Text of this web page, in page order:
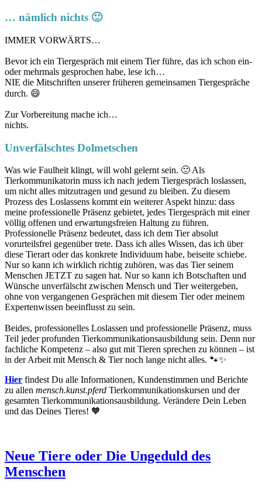
… nämlich nichts 🙂
IMMER VORWÄRTS…
Bevor ich ein Tiergespräch mit einem Tier führe, das ich schon ein-
oder mehrmals gesprochen habe, lese ich…
NIE die Mitschriften unserer früheren gemeinsamen Tiergespräche
durch. 😄
Zur Vorbereitung mache ich…
nichts.
Unverfälschtes Dolmetschen
Was wie Faulheit klingt, will wohl gelernt sein. 🙂 Als
Tierkommunikatorin muss ich nach jedem Tiergespräch loslassen,
um nicht alles mitzutragen und gesund zu bleiben. Zu diesem
Prozess des Loslassens kommt ein weiterer Aspekt hinzu: dass
meine professionelle Präsenz gebietet, jedes Tiergespräch mit einer
völlig offenen und erwartungsfreien Haltung zu führen.
Professionelle Präsenz bedeutet, dass ich dem Tier absolut
vorurteilsfrei gegenüber trete. Dass ich alles Wissen, das ich über
diese Tierart oder das konkrete Individuum habe, beiseite schiebe.
Nur so kann ich wirklich richtig zuhören, was das Tier seinem
Menschen JETZT zu sagen hat. Nur so kann ich Botschaften und
Wünsche unverfälscht zwischen Mensch und Tier weitergeben,
ohne von vergangenen Gesprächen mit diesem Tier oder meinem
Expertenwissen beeinflusst zu sein.
Beides, professionelles Loslassen und professionelle Präsenz, muss
Teil jeder profunden Tierkommunikationsausbildung sein. Denn nur
fachliche Kompetenz – also gut mit Tieren sprechen zu können – ist
in der Arbeit mit Mensch & Tier noch lange nicht alles. 🐾✨
Hier findest Du alle Informationen, Kundenstimmen und Berichte
zu allen mensch.kunst.pferd Tierkommunikationskursen und der
gesamten Tierkommunikationsausbildung. Verändere Dein Leben
und das Deines Tieres! 🧡
Neue Tiere oder Die Ungeduld des
Menschen